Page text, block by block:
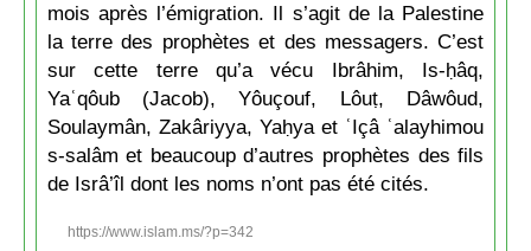
mois après l’émigration. Il s’agit de la Palestine
la terre des prophètes et des messagers. C’est
sur cette terre qu’a vécu Ibrâhim, Is-ḥâq,
Yaʿqôub (Jacob), Yôuçouf, Lôuṭ, Dâwôud,
Soulaymân, Zakâriyya, Yaḥya et ʿIçâ ʿalayhimou
s-salâm et beaucoup d’autres prophètes des fils
de Isrâ’îl dont les noms n’ont pas été cités.
https://www.islam.ms/?p=342